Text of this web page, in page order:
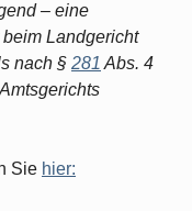
– eine
Landgericht
nach § 281 Abs. 4
Sie hier: